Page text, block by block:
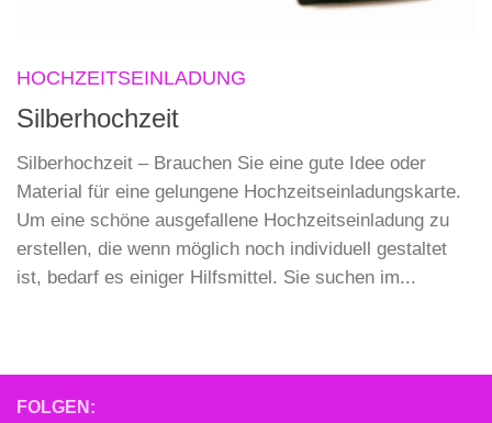
HOCHZEITSEINLADUNG
Silberhochzeit
Silberhochzeit – Brauchen Sie eine gute Idee oder
Material für eine gelungene Hochzeitseinladungskarte.
Um eine schöne ausgefallene Hochzeitseinladung zu
erstellen, die wenn möglich noch individuell gestaltet
ist, bedarf es einiger Hilfsmittel. Sie suchen im...
FOLGEN: